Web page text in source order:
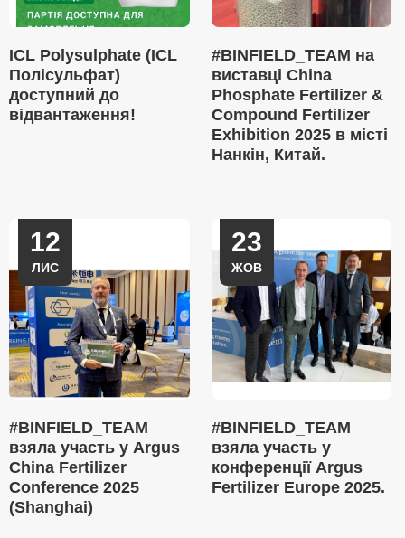
ICL Polysulphate (ICL
Полісульфат)
доступний до
відвантаження!
#BINFIELD_TEAM на
виставці China
Phosphate Fertilizer &
Compound Fertilizer
Exhibition 2025 в місті
Нанкін, Китай.
12
ЛИС
#BINFIELD_TEAM
взяла участь у Argus
China Fertilizer
Conference 2025
(Shanghai)
23
ЖОВ
#BINFIELD_TEAM
взяла участь у
конференції Argus
Fertilizer Europe 2025.